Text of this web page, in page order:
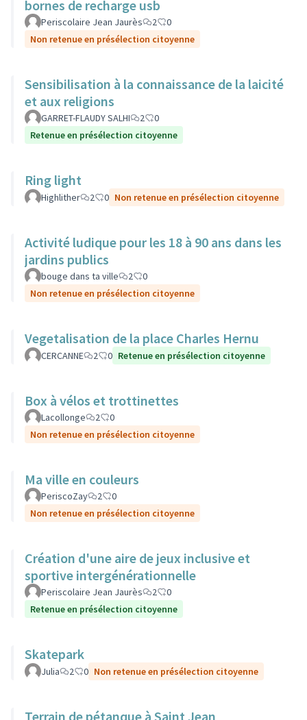
bornes de recharge usb
Periscolaire Jean Jaurès 2
0
Non retenue en présélection citoyenne
Sensibilisation à la connaissance de la laicité
et aux religions
GARRET-FLAUDY SALHI 2
0
Retenue en présélection citoyenne
Ring light
Highlither 2 0 Non retenue en présélection citoyenne
Activité ludique pour les 18 à 90 ans dans les
jardins publics
bouge dans ta ville 2
0
Non retenue en présélection citoyenne
Vegetalisation de la place Charles Hernu
CERCANNE 2 0 Retenue en présélection citoyenne
Box à vélos et trottinettes
Lacollonge 2
0
Non retenue en présélection citoyenne
Ma ville en couleurs
PeriscoZay 2
0
Non retenue en présélection citoyenne
Création d'une aire de jeux inclusive et
sportive intergénérationnelle
Periscolaire Jean Jaurès 2
0
Retenue en présélection citoyenne
Skatepark
Julia 2 0 Non retenue en présélection citoyenne
Terrain de pétanque à Saint Jean